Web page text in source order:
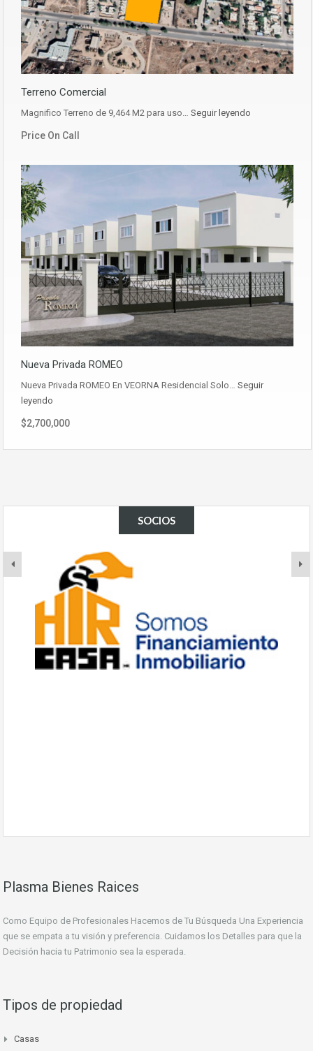
Terreno Comercial
Magnifico Terreno de 9,464 M2 para uso… Seguir leyendo
Price On Call
Nueva Privada ROMEO
Nueva Privada ROMEO En VEORNA Residencial Solo… Seguir
leyendo
$2,700,000
SOCIOS
Plasma Bienes Raices
Como Equipo de Profesionales Hacemos de Tu Búsqueda Una Experiencia
que se empata a tu visión y preferencia. Cuidamos los Detalles para que la
Decisión hacia tu Patrimonio sea la esperada.
Tipos de propiedad
Casas